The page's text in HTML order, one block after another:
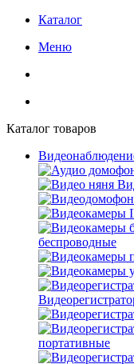
Каталог
Меню
Каталог товаров
беспроводные
портативные